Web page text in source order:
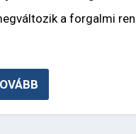
a forgalmi